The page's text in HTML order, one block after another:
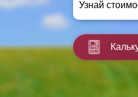
Забор
Узнай